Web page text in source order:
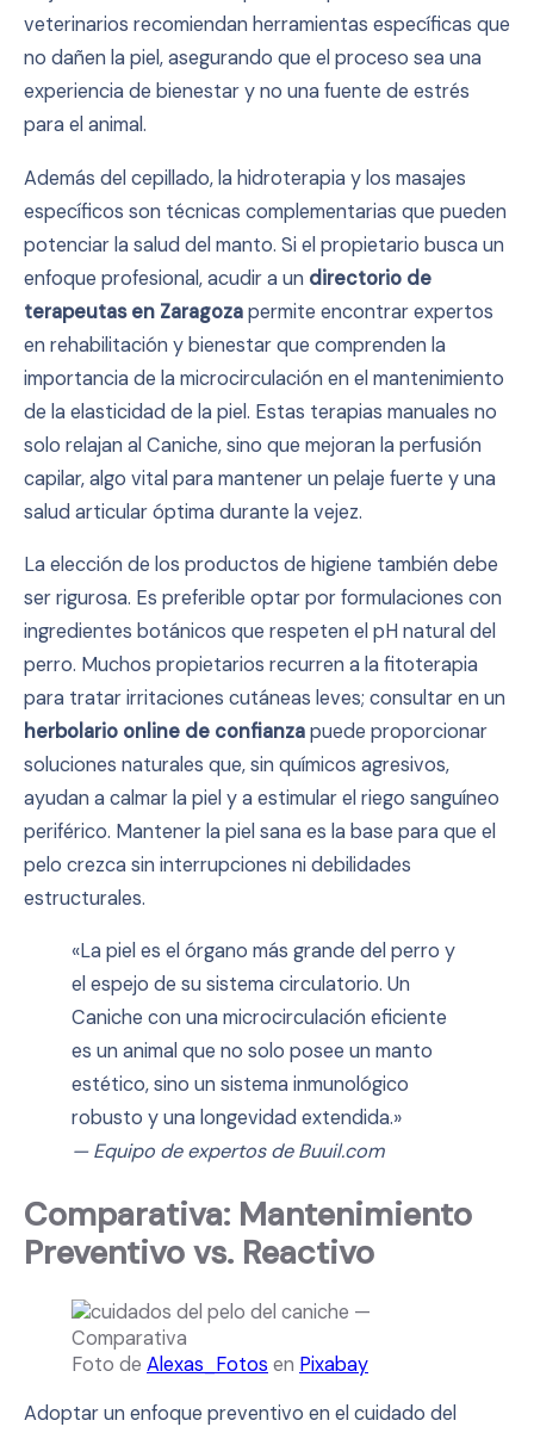
veterinarios recomiendan herramientas específicas que
no dañen la piel, asegurando que el proceso sea una
experiencia de bienestar y no una fuente de estrés
para el animal.
Además del cepillado, la hidroterapia y los masajes
específicos son técnicas complementarias que pueden
potenciar la salud del manto. Si el propietario busca un
enfoque profesional, acudir a un directorio de
terapeutas en Zaragozapermite encontrar expertos
en rehabilitación y bienestar que comprenden la
importancia de la microcirculación en el mantenimiento
de la elasticidad de la piel. Estas terapias manuales no
solo relajan al Caniche, sino que mejoran la perfusión
capilar, algo vital para mantener un pelaje fuerte y una
salud articular óptima durante la vejez.
La elección de los productos de higiene también debe
ser rigurosa. Es preferible optar por formulaciones con
ingredientes botánicos que respeten el pH natural del
perro. Muchos propietarios recurren a la fitoterapia
para tratar irritaciones cutáneas leves; consultar en un
herbolario online de confianzapuede proporcionar
soluciones naturales que, sin químicos agresivos,
ayudan a calmar la piel y a estimular el riego sanguíneo
periférico. Mantener la piel sana es la base para que el
pelo crezca sin interrupciones ni debilidades
estructurales.
«La piel es el órgano más grande del perro y
el espejo de su sistema circulatorio. Un
Caniche con una microcirculación eficiente
es un animal que no solo posee un manto
estético, sino un sistema inmunológico
robusto y una longevidad extendida.»
— Equipo de expertos de Buuil.com
Comparativa: Mantenimiento
Preventivo vs. Reactivo
Foto de Alexas_Fotos en Pixabay
Adoptar un enfoque preventivo en el cuidado del